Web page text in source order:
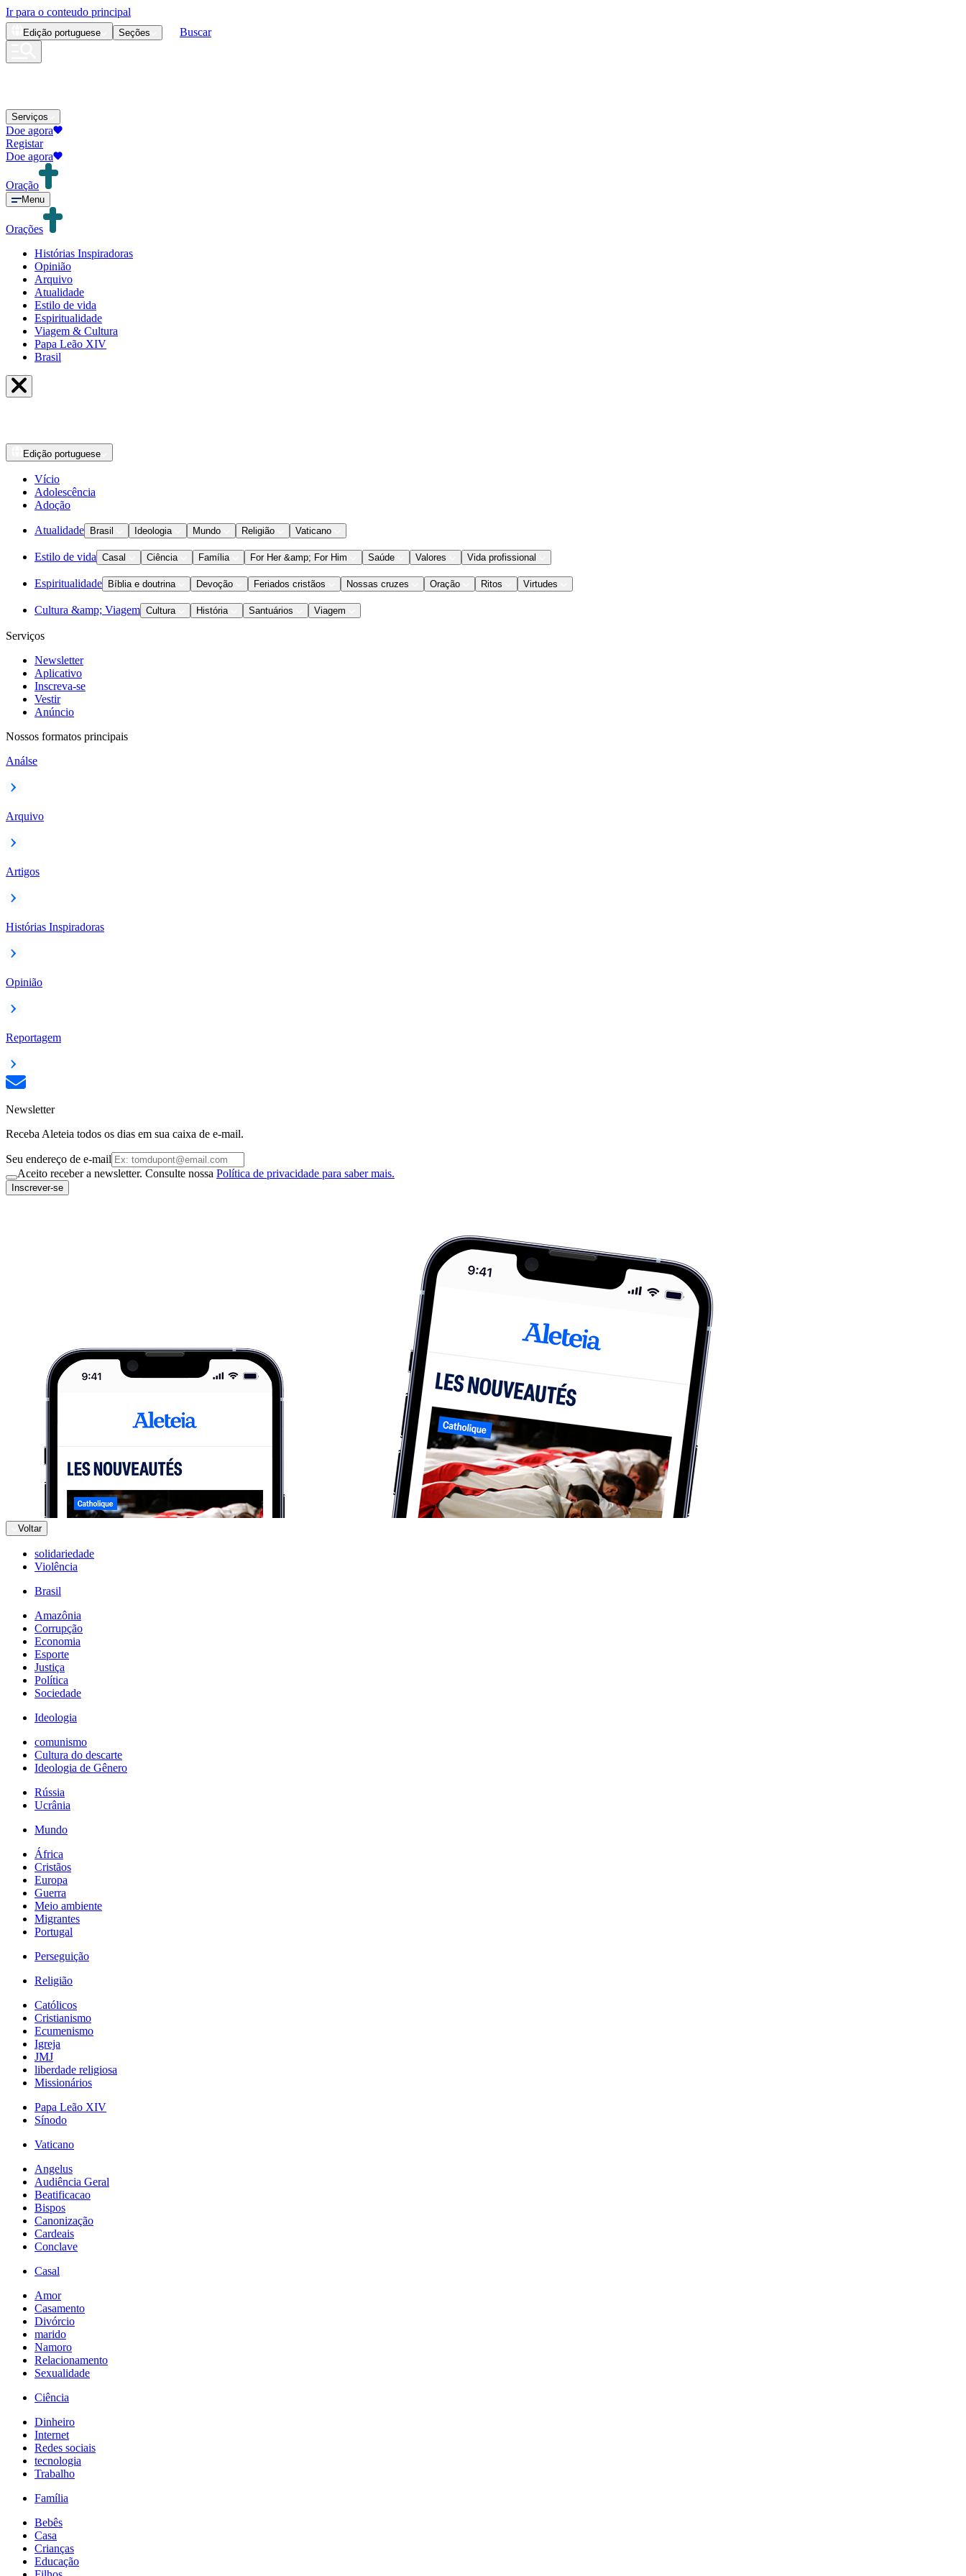
Ir para o conteudo principal
Edição portuguese Seções Buscar
Serviços
Doe agora
Registar
Doe agora
Oração
Menu
Orações
Histórias Inspiradoras
Opinião
Arquivo
Atualidade
Estilo de vida
Espiritualidade
Viagem & Cultura
Papa Leão XIV
Brasil
Edição portuguese
Vício
Adolescência
Adoção
Atualidade Brasil Ideologia Mundo Religião Vaticano
Estilo de vida Casal Ciência Família For Her &amp; For Him Saúde Valores Vida profissional
Espiritualidade Bíblia e doutrina Devoção Feriados cristãos Nossas cruzes Oração Ritos Virtudes
Cultura &amp; Viagem Cultura História Santuários Viagem
Serviços
Newsletter
Aplicativo
Inscreva-se
Vestir
Anúncio
Nossos formatos principais
Análse
Arquivo
Artigos
Histórias Inspiradoras
Opinião
Reportagem
Newsletter
Receba Aleteia todos os dias em sua caixa de e-mail.
Seu endereço de e-mail
Aceito receber a newsletter. Consulte nossa Política de privacidade para saber mais.
Inscrever-se
Voltar
solidariedade
Violência
Brasil
Amazônia
Corrupção
Economia
Esporte
Justiça
Política
Sociedade
Ideologia
comunismo
Cultura do descarte
Ideologia de Gênero
Rússia
Ucrânia
Mundo
África
Cristãos
Europa
Guerra
Meio ambiente
Migrantes
Portugal
Perseguição
Religião
Católicos
Cristianismo
Ecumenismo
Igreja
JMJ
liberdade religiosa
Missionários
Papa Leão XIV
Sínodo
Vaticano
Angelus
Audiência Geral
Beatificacao
Bispos
Canonização
Cardeais
Conclave
Casal
Amor
Casamento
Divórcio
marido
Namoro
Relacionamento
Sexualidade
Ciência
Dinheiro
Internet
Redes sociais
tecnologia
Trabalho
Família
Bebês
Casa
Crianças
Educação